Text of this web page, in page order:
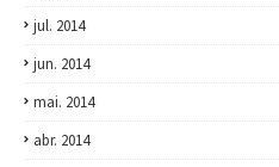
jul. 2014
jun. 2014
mai. 2014
abr. 2014